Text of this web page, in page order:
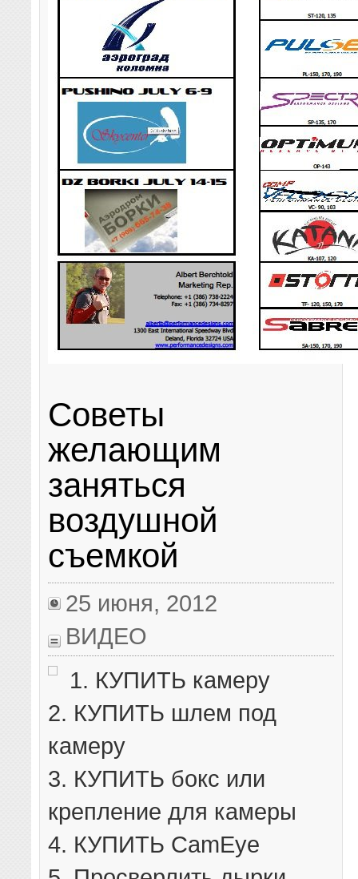
Советы
желающим
заняться
воздушной
съемкой
25 июня, 2012
ВИДЕО
1. КУПИТЬ камеру
2. КУПИТЬ шлем под
камеру
3. КУПИТЬ бокс или
крепление для камеры
4. КУПИТЬ CamEye